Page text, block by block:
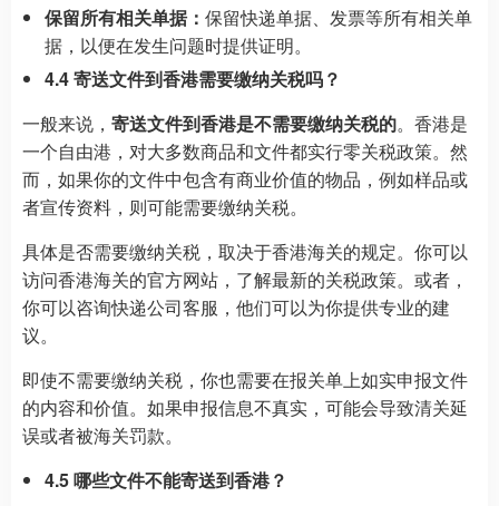
保留所有相关单据： 保留快递单据、发票等所有相关单
据，以便在发生问题时提供证明。
4.4 寄送文件到香港需要缴纳关税吗？
一般来说， 寄送文件到香港是不需要缴纳关税的。香港是
一个自由港，对大多数商品和文件都实行零关税政策。然
而，如果你的文件中包含有商业价值的物品，例如样品或
者宣传资料，则可能需要缴纳关税。
具体是否需要缴纳关税，取决于香港海关的规定。你可以
访问香港海关的官方网站，了解最新的关税政策。或者，
你可以咨询快递公司客服，他们可以为你提供专业的建
议。
即使不需要缴纳关税，你也需要在报关单上如实申报文件
的内容和价值。如果申报信息不真实，可能会导致清关延
误或者被海关罚款。
4.5 哪些文件不能寄送到香港？